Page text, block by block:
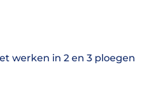
werken in 2 en 3 ploegen